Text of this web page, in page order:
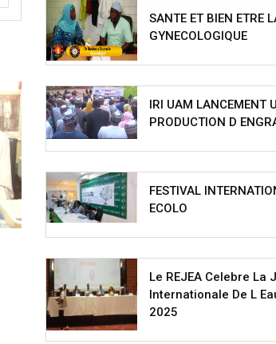
SANTE ET BIEN ETRE
GYNECOLOGIQUE
IRI UAM LANCEMENT
PRODUCTION D
FESTIVAL
ECOLO
Le REJEA Celebre La
Internationale De L
2025